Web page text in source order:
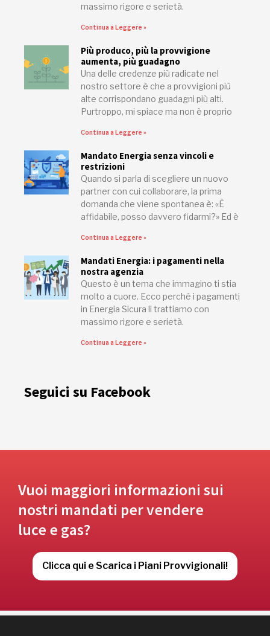
massimo rigore e serietà.
Continua a Leggere »
Più produco, più la provvigione
aumenta, più guadagno
Una delle credenze più radicate nel
nostro settore è che a provvigioni più
alte corrispondano guadagni più alti.
Purtroppo, mi spiace ma non è proprio
Continua a Leggere »
Mandato Energia senza vincoli e
restrizioni
Quando si parla di scegliere un nuovo
partner con cui collaborare, la prima
domanda che viene spontanea è: «È
affidabile, posso davvero fidarmi?» Ed è
Continua a Leggere »
Mandati Energia: i pagamenti nella
nostra agenzia
Questo è un tema che immagino ti stia
molto a cuore. Ecco perché i pagamenti
in Energia Sicura li trattiamo con
massimo rigore e serietà.
Continua a Leggere »
Seguici su Facebook
Vuoi maggiori informazioni sui
nostri mandati per vendere
luce e gas?
Clicca qui e Scarica i Piani Provvigionali!